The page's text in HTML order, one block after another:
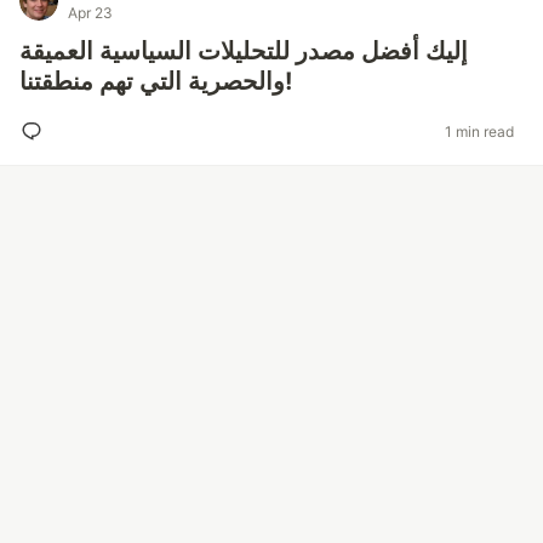
Apr 23
إليك أفضل مصدر للتحليلات السياسية العميقة
والحصرية التي تهم منطقتنا!
1 min read